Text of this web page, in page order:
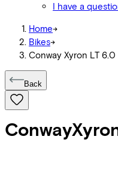
I have a
Home->
Bikes->
Conway Xyron LT 6.0
Back
Conway